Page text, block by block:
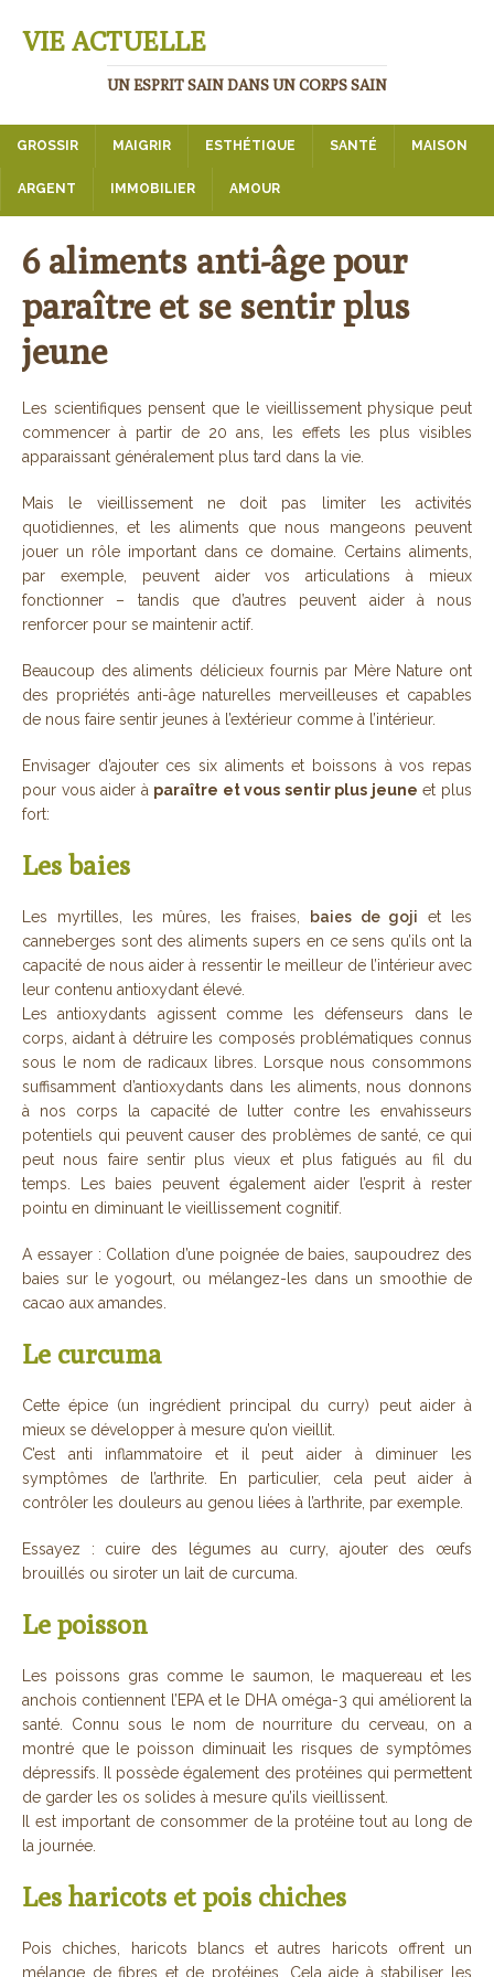
VIE ACTUELLE
UN ESPRIT SAIN DANS UN CORPS SAIN
GROSSIR MAIGRIR ESTHÉTIQUE SANTÉ MAISON
ARGENT IMMOBILIER AMOUR
6 aliments anti-âge pour
paraître et se sentir plus
jeune
Les scientifiques pensent que le vieillissement physique peut
commencer à partir de 20 ans, les effets les plus visibles
apparaissant généralement plus tard dans la vie.
Mais le vieillissement ne doit pas limiter les activités
quotidiennes, et les aliments que nous mangeons peuvent
jouer un rôle important dans ce domaine. Certains aliments,
par exemple, peuvent aider vos articulations à mieux
fonctionner – tandis que d’autres peuvent aider à nous
renforcer pour se maintenir actif.
Beaucoup des aliments délicieux fournis par Mère Nature ont
des propriétés anti-âge naturelles merveilleuses et capables
de nous faire sentir jeunes à l’extérieur comme à l’intérieur.
Envisager d’ajouter ces six aliments et boissons à vos repas
pour vous aider à paraître et vous sentir plus jeune et plus
fort:
Les baies
Les myrtilles, les mûres, les fraises, baies de goji et les
canneberges sont des aliments supers en ce sens qu’ils ont la
capacité de nous aider à ressentir le meilleur de l’intérieur avec
leur contenu antioxydant élevé.
Les antioxydants agissent comme les défenseurs dans le
corps, aidant à détruire les composés problématiques connus
sous le nom de radicaux libres. Lorsque nous consommons
suffisamment d’antioxydants dans les aliments, nous donnons
à nos corps la capacité de lutter contre les envahisseurs
potentiels qui peuvent causer des problèmes de santé, ce qui
peut nous faire sentir plus vieux et plus fatigués au fil du
temps. Les baies peuvent également aider l’esprit à rester
pointu en diminuant le vieillissement cognitif.
A essayer : Collation d’une poignée de baies, saupoudrez des
baies sur le yogourt, ou mélangez-les dans un smoothie de
cacao aux amandes.
Le curcuma
Cette épice (un ingrédient principal du curry) peut aider à
mieux se développer à mesure qu’on vieillit.
C’est anti inflammatoire et il peut aider à diminuer les
symptômes de l’arthrite. En particulier, cela peut aider à
contrôler les douleurs au genou liées à l’arthrite, par exemple.
Essayez : cuire des légumes au curry, ajouter des œufs
brouillés ou siroter un lait de curcuma.
Le poisson
Les poissons gras comme le saumon, le maquereau et les
anchois contiennent l’EPA et le DHA oméga-3 qui améliorent la
santé. Connu sous le nom de nourriture du cerveau, on a
montré que le poisson diminuait les risques de symptômes
dépressifs. Il possède également des protéines qui permettent
de garder les os solides à mesure qu’ils vieillissent.
Il est important de consommer de la protéine tout au long de
la journée.
Les haricots et pois chiches
Pois chiches, haricots blancs et autres haricots offrent un
mélange de fibres et de protéines. Cela aide à stabiliser les